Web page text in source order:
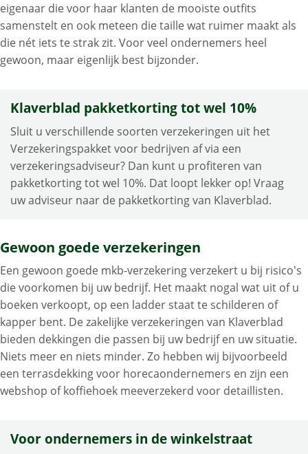
eigenaar die voor haar klanten de mooiste outfits
samenstelt en ook meteen die taille wat ruimer maakt als
die nét iets te strak zit. Voor veel ondernemers heel
gewoon, maar eigenlijk best bijzonder.
Klaverblad pakketkorting tot wel 10%
Sluit u verschillende soorten verzekeringen uit het
Verzekeringspakket voor bedrijven af via een
verzekeringsadviseur? Dan kunt u profiteren van
pakketkorting tot wel 10%. Dat loopt lekker op! Vraag
uw adviseur naar de pakketkorting van Klaverblad.
Gewoon goede verzekeringen
Een gewoon goede mkb-verzekering verzekert u bij risico’s
die voorkomen bij uw bedrijf. Het maakt nogal wat uit of u
boeken verkoopt, op een ladder staat te schilderen of
kapper bent. De zakelijke verzekeringen van Klaverblad
bieden dekkingen die passen bij uw bedrijf en uw situatie.
Niets meer en niets minder. Zo hebben wij bijvoorbeeld
een terrasdekking voor horecaondernemers en zijn een
webshop of koffiehoek meeverzekerd voor detaillisten.
Voor ondernemers in de winkelstraat